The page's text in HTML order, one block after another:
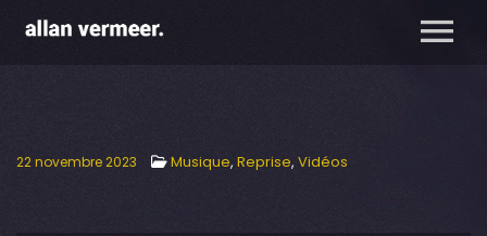
22 novembre 2023 Musique, Reprise, Vidéos